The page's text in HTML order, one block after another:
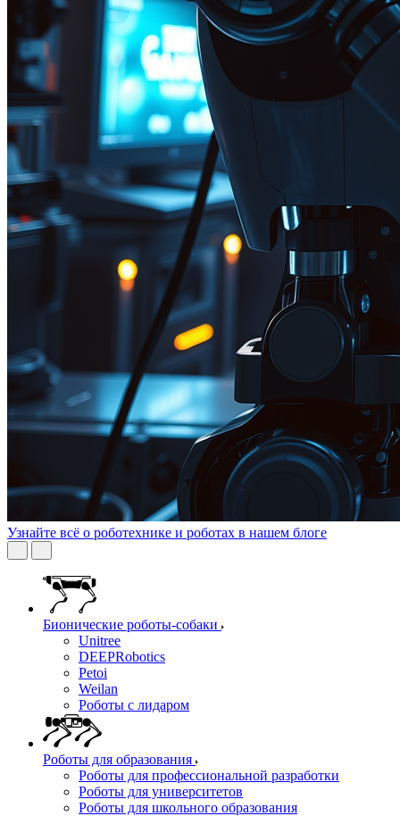
Узнайте всё о роботехнике и роботах в нашем блоге
Бионические роботы-собаки
Unitree
DEEPRobotics
Petoi
Weilan
Роботы с лидаром
Роботы для образования
Роботы для профессиональной разработки
Роботы для университетов
Роботы для школьного образования